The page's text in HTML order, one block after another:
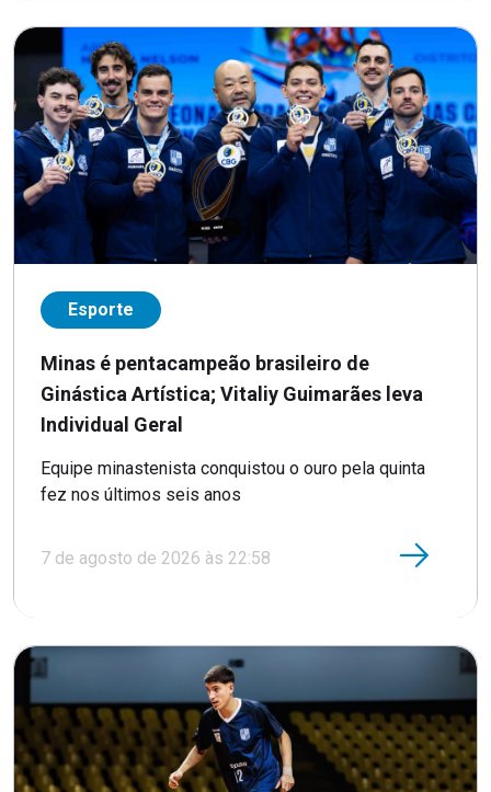
Esporte
Minas é pentacampeão brasileiro de
Ginástica Artística; Vitaliy Guimarães leva
Individual Geral
Equipe minastenista conquistou o ouro pela quinta
fez nos últimos seis anos
7 de agosto de 2026 às 22:58